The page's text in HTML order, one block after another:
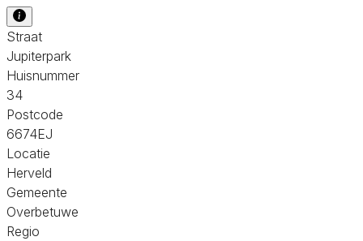
Straat
Jupiterpark
Huisnummer
34
Postcode
6674EJ
Locatie
Herveld
Gemeente
Overbetuwe
Regio